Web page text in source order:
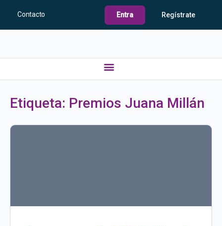
Contacto Entra Regístrate
Etiqueta: Premios Juana Millán